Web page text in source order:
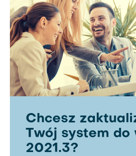
Chcesz
Twój system do
2021.3?